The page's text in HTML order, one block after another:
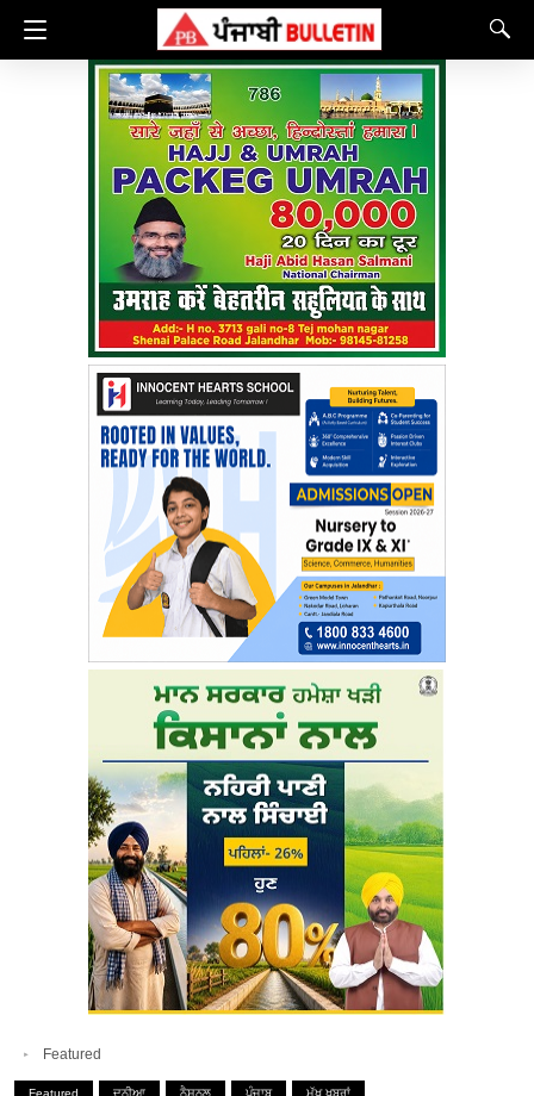
Featured
Featured ਦੁਨੀਆ ਨੈਸ਼ਨਲ ਪੰਜਾਬ ਮੁੱਖ ਖਬਰਾਂ